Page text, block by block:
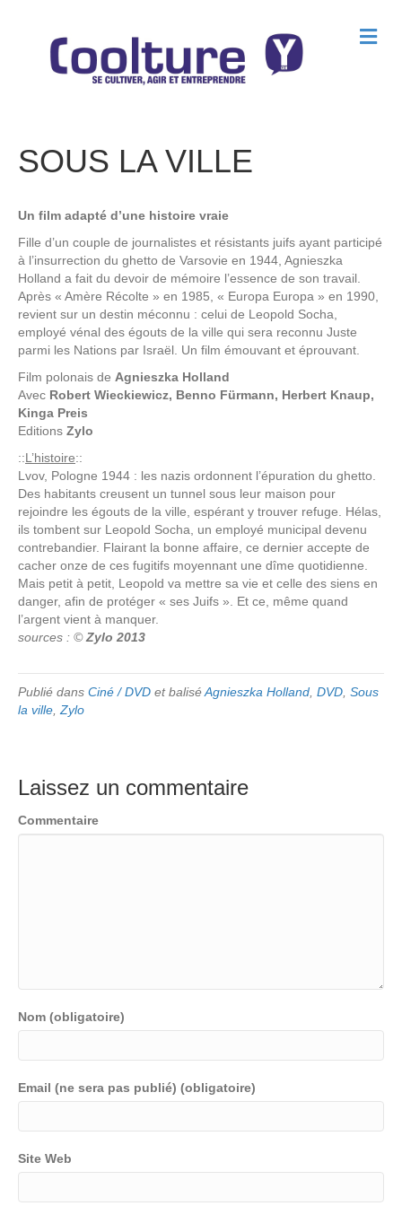
M
e
SOUS LA VILLE
Un film adapté d’une histoire vraie
Fille d’un couple de journalistes et résistants juifs ayant participé
à l’insurrection du ghetto de Varsovie en 1944, Agnieszka
Holland a fait du devoir de mémoire l’essence de son travail.
Après « Amère Récolte » en 1985, « Europa Europa » en 1990,
revient sur un destin méconnu : celui de Leopold Socha,
employé vénal des égouts de la ville qui sera reconnu Juste
parmi les Nations par Israël. Un film émouvant et éprouvant.
Film polonais de Agnieszka Holland
Avec Robert Wieckiewicz, Benno Fürmann, Herbert Knaup,
Kinga Preis
Editions Zylo
::L’histoire::
Lvov, Pologne 1944 : les nazis ordonnent l’épuration du ghetto.
Des habitants creusent un tunnel sous leur maison pour
rejoindre les égouts de la ville, espérant y trouver refuge. Hélas,
ils tombent sur Leopold Socha, un employé municipal devenu
contrebandier. Flairant la bonne affaire, ce dernier accepte de
cacher onze de ces fugitifs moyennant une dîme quotidienne.
Mais petit à petit, Leopold va mettre sa vie et celle des siens en
danger, afin de protéger « ses Juifs ». Et ce, même quand
l’argent vient à manquer.
sources : ©Zylo 2013
Publié dans Ciné / DVD et baliséAgnieszka Holland DVD Sous
la ville Zylo
Laissez un commentaire
Commentaire
Nom (obligatoire)
Email (ne sera pas publié) (obligatoire)
Site Web